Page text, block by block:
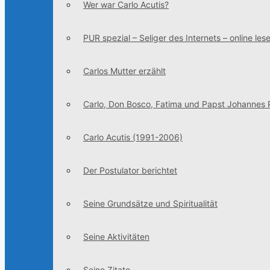
Wer war Carlo Acutis?
PUR spezial – Seliger des Internets – online
Carlos Mutter erzählt
Carlo, Don Bosco, Fatima und Papst Johannes
Carlo Acutis (1991-2006)
Der Postulator berichtet
Seine Grundsätze und Spiritualität
Seine Aktivitäten